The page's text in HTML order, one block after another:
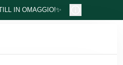
IN OMAGGIO!✨